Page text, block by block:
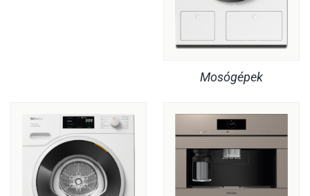
Mosógépek